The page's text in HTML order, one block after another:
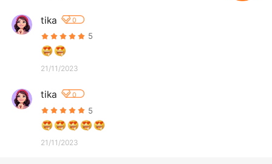
tika 0
5
21/11/2023
tika 0
5
21/11/2023